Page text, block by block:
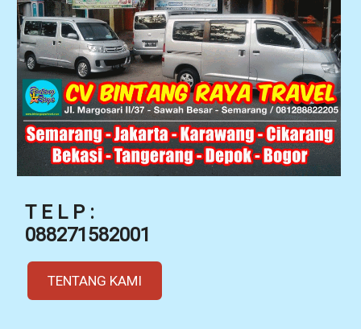
T E L P :
088271582001
TENTANG KAMI